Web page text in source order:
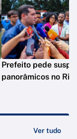
Prefeito pede
panorâmicos no Rio
Ver tudo